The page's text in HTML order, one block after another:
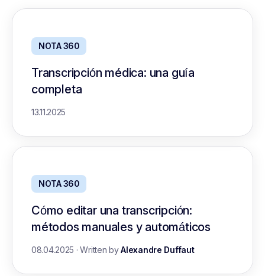
NOTA 360
Transcripción médica: una guía
completa
13.11.2025
NOTA 360
Cómo editar una transcripción:
métodos manuales y automáticos
08.04.2025 ·Written byAlexandre Duffaut